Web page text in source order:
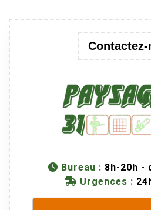
Bureau : 8h-20h -
Urgences :